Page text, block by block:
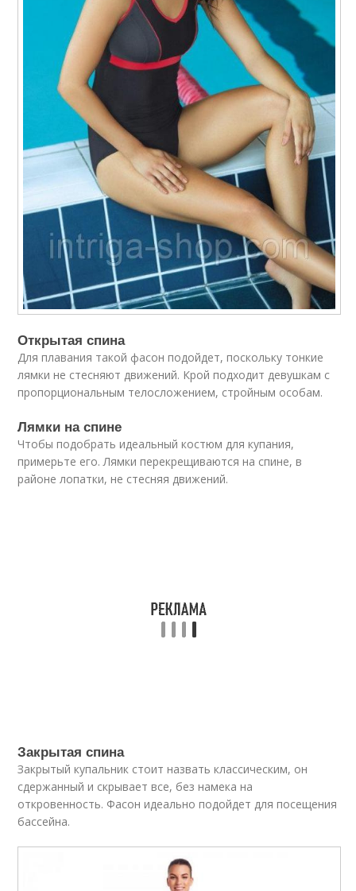
Открытая спина
Для плавания такой фасон подойдет, поскольку тонкие
лямки не стесняют движений. Крой подходит девушкам с
пропорциональным телосложением, стройным особам.
Лямки на спине
Чтобы подобрать идеальный костюм для купания,
примерьте его. Лямки перекрещиваются на спине, в
районе лопатки, не стесняя движений.
Закрытая спина
Закрытый купальник стоит назвать классическим, он
сдержанный и скрывает все, без намека на
откровенность. Фасон идеально подойдет для посещения
бассейна.